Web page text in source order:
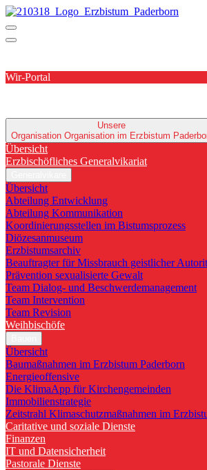
Wir-Portal
Unsere
Organisation Organisation im Erzbistum
Übersicht
Erzbischöfliches Generalvikariat
Übersicht
Abteilung Entwicklung
Abteilung Kommunikation
Koordinierungsstellen im Bistumsprozess
Diözesanmuseum
Erzbistumsarchiv
Beauftragter für Missbrauch geistlicher
Prävention sexualisierte Gewalt
Team Dialog- und Beschwerdemanagement
Team Intervention
Team Revision
Weihbischöfe
Übersicht
Baumaßnahmen im Erzbistum Paderborn
Energieoffensive
Die KlimaApp für Kirchengemeinden
Immobilienstrategie
Zeitstrahl Klimaschutzmaßnahmen im
Caritative und soziale Dienste
Finanzen
IT und Datensicherheit
Pastorale Dienste